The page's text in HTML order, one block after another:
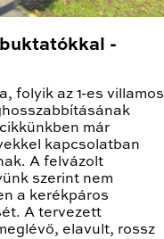
-
folyik az 1-es villamos
már
kapcsolatban
A felvázolt
szerint nem
a kerékpáros
A tervezett
elavult, rossz